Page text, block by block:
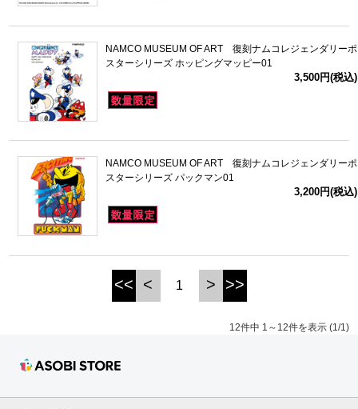
NAMCO MUSEUM OF ART 復刻ナムコレジェンダリーポ
スターシリーズ ホッピングマッピー01
3,500円(税込)
NAMCO MUSEUM OF ART 復刻ナムコレジェンダリーポ
スターシリーズ パックマン01
3,200円(税込)
<< < 1 > >>
12件中 1～12件を表示 (1/1)